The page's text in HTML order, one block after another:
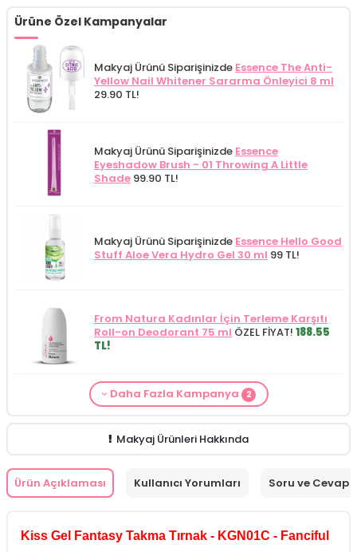
Ürüne Özel Kampanyalar
Makyaj Ürünü Siparişinizde Essence The Anti-
Yellow Nail Whitener Sararma Önleyici 8 ml
29.90 TL!
Makyaj Ürünü Siparişinizde Essence
Eyeshadow Brush - 01 Throwing A Little
Shade 99.90 TL!
Makyaj Ürünü Siparişinizde Essence Hello Good
Stuff Aloe Vera Hydro Gel 30 ml 99 TL!
From Natura Kadınlar İçin Terleme Karşıtı
Roll-on Deodorant 75 ml ÖZEL FİYAT! 188.55
TL!
Makyaj Kategorisine Özel Fiyatİdea Derma
Makyaj Ürünü Siparişinizdeİnnova Wash Gel
Daha Fazla Kampanya 2
Makyaj Ürünleri Hakkında
Ürün Açıklaması Kullanıcı Yorumları Soru ve Cevap
Kiss Gel Fantasy Takma Tırnak - KGN01C - Fanciful